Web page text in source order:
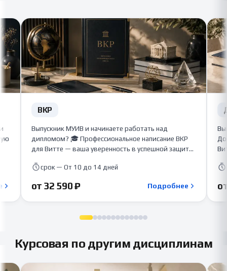
ВКР
Выпускник МУИВ и начинаете работать над
дипломом? 🎓 Профессиональное написание ВКР
для Витте — ваша уверенность в успешной защите!
качественную дипломную работу с глубоким
процентом уникальности. С нами ваш диплом
срок — От 10 до 14 дней
от 32 590 ₽ Подробнее
Курсовая по другим дисциплинам